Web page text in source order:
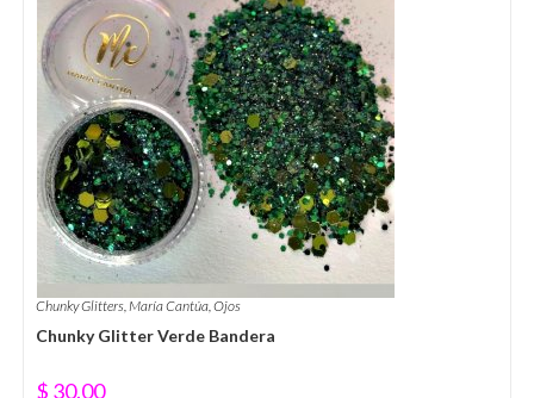
Chunky Glitters, María Cantúa, Ojos
Chunky Glitter Verde Bandera
$ 30.00